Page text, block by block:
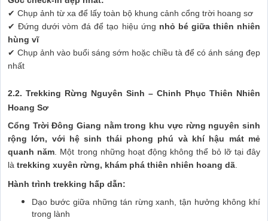
✔ Chụp ảnh từ xa để lấy toàn bộ khung cảnh cổng trời hoang sơ
✔ Đứng dưới vòm đá để tạo hiệu ứng nhỏ bé giữa thiên nhiên
hùng vĩ
✔ Chụp ảnh vào buổi sáng sớm hoặc chiều tà để có ánh sáng đẹp
nhất
2.2. Trekking Rừng Nguyên Sinh – Chinh Phục Thiên Nhiên
Hoang Sơ
Cổng Trời Đông Giang nằm trong khu vực rừng nguyên sinh
rộng lớn, với hệ sinh thái phong phú và khí hậu mát mẻ
quanh năm. Một trong những hoạt động không thể bỏ lỡ tại đây
là trekking xuyên rừng, khám phá thiên nhiên hoang dã.
Hành trình trekking hấp dẫn:
Dạo bước giữa những tán rừng xanh, tận hưởng không khí
trong lành